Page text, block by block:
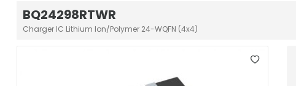
BQ24298RTWR
Charger IC Lithium Ion/Polymer 24-WQFN (4x4)